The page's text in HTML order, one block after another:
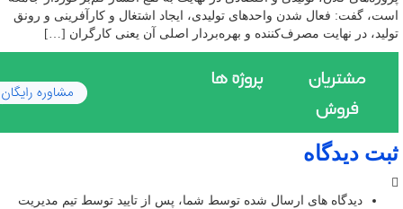
است، گفت: فعال شدن واحدهای تولیدی، ایجاد اشتغال و کارآفرینی و رونق
تولید، در نهایت مصرف‌کننده و بهره‌بردار اصلی آن یعنی کارگران […]
ثبت دیدگاه
دیدگاه های ارسال شده توسط شما، پس از تایید توسط تیم مدیریت